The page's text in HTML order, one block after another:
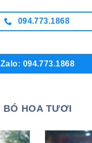
094.773.1868
Zalo: 094.773.1868
BÓ HOA TƯƠI